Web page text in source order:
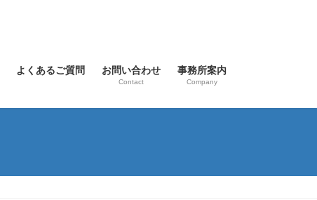
よくあるご質問 お問い合わせ
Contact
事務所案内
Company